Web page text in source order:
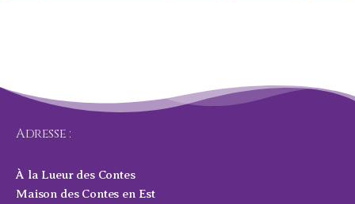
Adresse :
À la Lueur des Contes
Maison des Contes en Est